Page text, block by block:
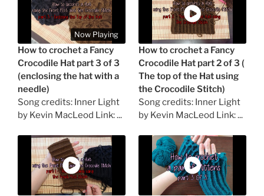
Now Playing
How to crochet a Fancy
Crocodile Hat part 3 of 3
(enclosing the hat with a
needle)
Song credits: Inner Light
by Kevin MacLeod Link: ...
How to crochet a Fancy
Crocodile Hat part 2 of 3 (
The top of the Hat using
the Crocodile Stitch)
Song credits: Inner Light
by Kevin MacLeod Link: ...